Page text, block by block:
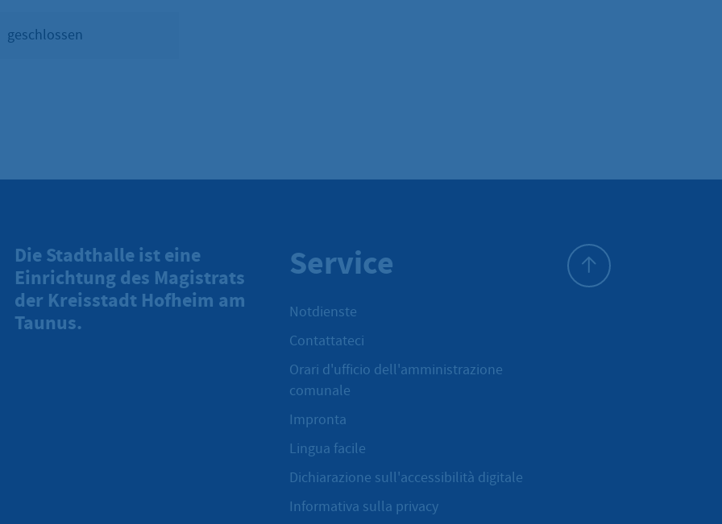
Die Stadthalle ist eine
Einrichtung des Magistrats
der Kreisstadt Hofheim am
Taunus.
Service
Notdienste
Contattateci
Orari d'ufficio dell'amministrazione
comunale
Impronta
Lingua facile
Dichiarazione sull'accessibilità digitale
Informativa sulla privacy